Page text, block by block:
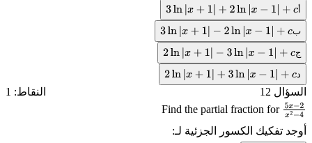
3ln| x+ 1|+ 2ln |x−1 |+c
ب
3ln| x+ 1|− 2ln |x−1 |+c
ج
2ln| x+ 1|− 3ln |x−1 |+c
2ln| x+ 1|+ 3ln |x−1 |+c
السؤال 12
النقاط: 1
Find the partial fraction for5x−
x2−4أوجد تفكيك الكسور الجزئية لـ: